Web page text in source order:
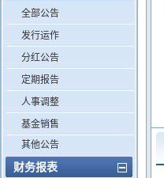
全部公告
发行运作
分红公告
定期报告
人事调整
基金销售
其他公告
财务报表